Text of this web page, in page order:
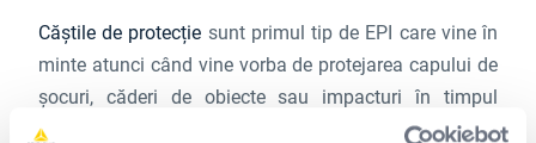
Căștile de protecție sunt primul tip de EPI care vine în
minte atunci când vine vorba de protejarea capului de
șocuri, căderi de obiecte sau impacturi în timpul
muncii. Dar PPE pentru cap include șiprotecția